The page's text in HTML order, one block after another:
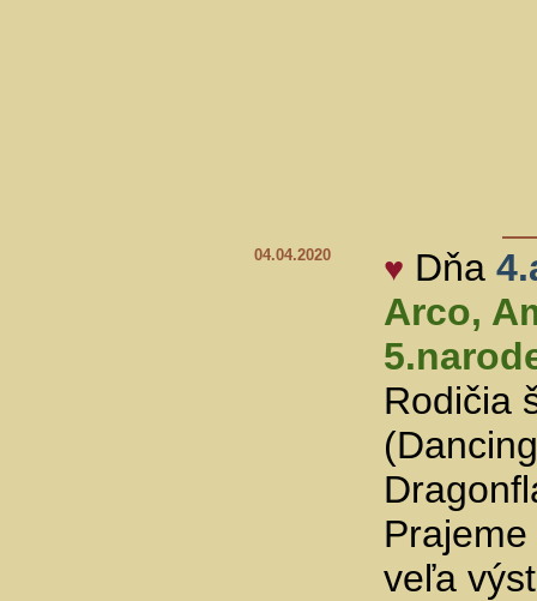
04.04.2020 ♥ Dňa
Arco,
Rodičia
veľa